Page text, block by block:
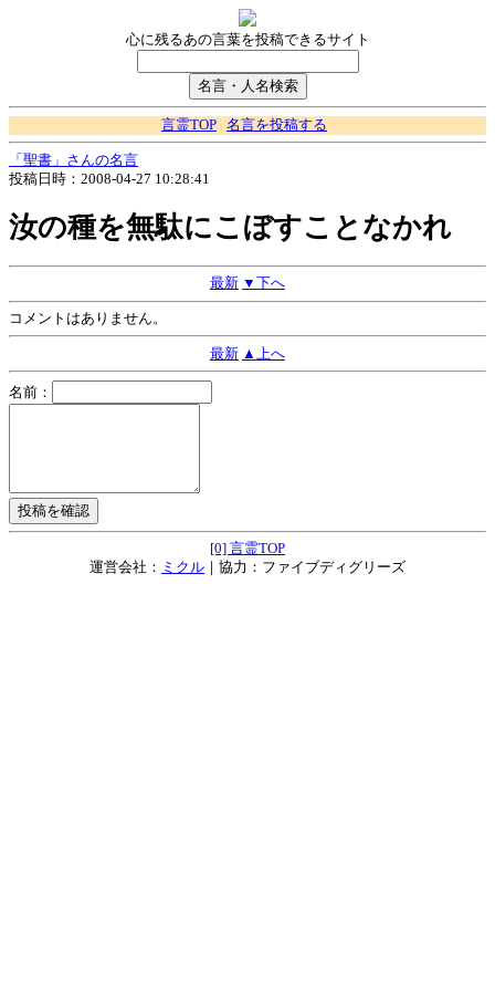
心に残るあの言葉を投稿できるサイト
言霊TOP 名言を投稿する
「聖書」さんの名言
投稿日時：2008-04-27 10:28:41
汝の種を無駄にこぼすことなかれ
最新 ▼下へ
コメントはありません。
最新 ▲上へ
名前：
[0] 言霊TOP
運営会社： ミクル ｜協力：ファイブディグリーズ